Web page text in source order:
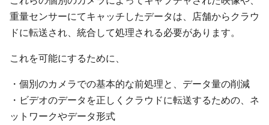
重量センサーにてキャッチしたデータは、店舗からクラウ
ドに転送され、統合して処理される必要があります。
これを可能にするために、
・個別のカメラでの基本的な前処理と、データ量の削減
・ビデオのデータを正しくクラウドに転送するための、ネ
ットワークやデータ形式